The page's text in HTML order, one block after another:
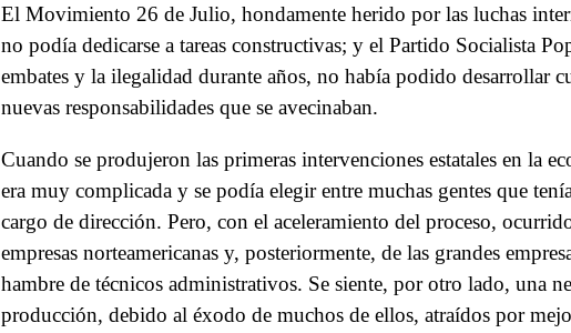
El Movimiento 26 de Julio, hondamente herido por las luchas
no podía dedicarse a tareas constructivas; y el Partido Socialista
embates y la ilegalidad durante años, no había podido desarrollar
nuevas responsabilidades que se avecinaban.
Cuando se produjeron las primeras intervenciones estatales en la
era muy complicada y se podía elegir entre muchas gentes que
cargo de dirección. Pero, con el aceleramiento del proceso,
empresas norteamericanas y, posteriormente, de las grandes
hambre de técnicos administrativos. Se siente, por otro lado, una
producción, debido al éxodo de muchos de ellos, atraídos por